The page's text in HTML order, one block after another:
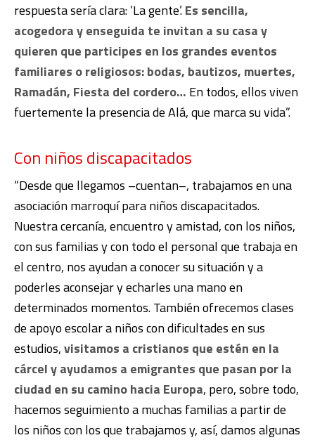
respuesta sería clara: ‘La gente’.Es sencilla,
acogedora y enseguida te invitan a su casa y
quieren que participes en los grandes eventos
familiares o religiosos: bodas, bautizos, muertes,
Ramadán, Fiesta del cordero… En todos, ellos viven
fuertemente la presencia de Alá, que marca su vida”.
Con niños discapacitados
“Desde que llegamos –cuentan–, trabajamos en una
asociación marroquí para niños discapacitados.
Nuestra cercanía, encuentro y amistad, con los niños,
con sus familias y con todo el personal que trabaja en
el centro, nos ayudan a conocer su situación y a
poderles aconsejar y echarles una mano en
determinados momentos. También ofrecemos clases
de apoyo escolar a niños con dificultades en sus
estudios,visitamos a cristianos que estén en la
cárcel y ayudamos a emigrantes que pasan por la
ciudad en su camino hacia Europa, pero, sobre todo,
hacemos seguimiento a muchas familias a partir de
los niños con los que trabajamos y, así, damos algunas